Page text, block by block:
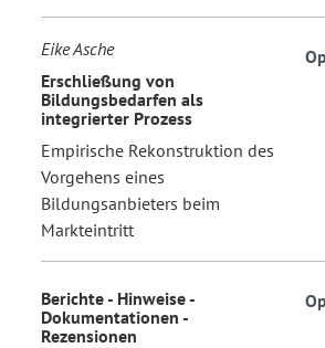
Eike Asche
Erschließung von
Bildungsbedarfen als
integrierter Prozess
Empirische Rekonstruktion des
Vorgehens eines
Bildungsanbieters beim
Markteintritt
Berichte - Hinweise -
Dokumentationen -
Rezensionen